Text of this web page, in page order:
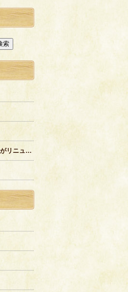
メロンのパンナコッタがリニューアル